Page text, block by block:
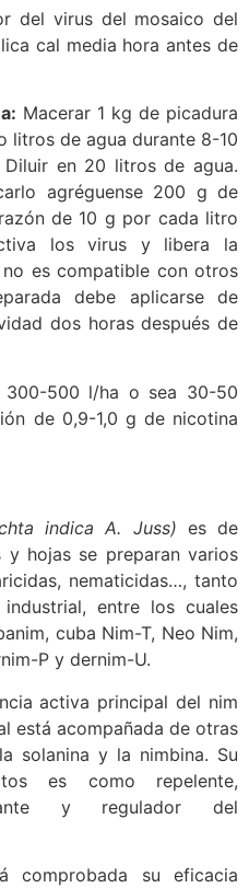
del virus del mosaico del
cal media hora antes de
Macerar 1 kg de picadura
litros de agua durante 8-10
en 20 litros de agua.
agréguense 200 g de
de 10 g por cada litro
los virus y libera la
es compatible con otros
debe aplicarse de
dos horas después de
500 l/ha o sea 30-50
de 0,9-1,0 g de nicotina
indica A. Juss) es de
hojas se preparan varios
nematicidas…, tanto
entre los cuales
cuba Nim-T, Neo Nim,
P y dernim-U.
activa principal del nim
está acompañada de otras
solanina y la nimbina. Su
es como repelente,
y regulador del
comprobada su eficacia